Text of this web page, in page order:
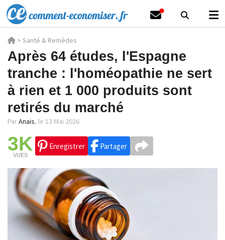
> Santé & Remèdes
Après 64 études, l'Espagne
tranche : l'homéopathie ne sert
à rien et 1 000 produits sont
retirés du marché
ParAnais, le 13 Mai 2026
3K
VUES
Enregistrer Partager